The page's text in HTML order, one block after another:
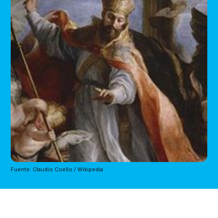
Fuente: Claudio Coello / Wikipedia